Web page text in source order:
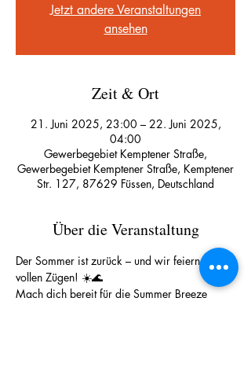
Jetzt andere Veranstaltungen
ansehen
Zeit & Ort
21. Juni 2025, 23:00 – 22. Juni 2025,
04:00
Gewerbegebiet Kemptener Straße,
Gewerbegebiet Kemptener Straße, Kemptener
Str. 127, 87629 Füssen, Deutschland
Über die Veranstaltung
Der Sommer ist zurück – und wir feiern ihn in
vollen Zügen! ☀️🌊
Mach dich bereit für die Summer Breeze